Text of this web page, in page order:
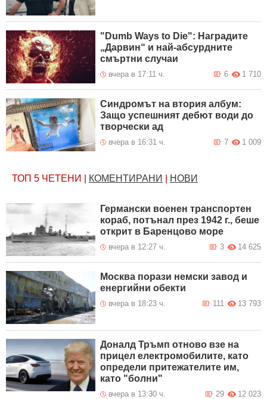
"Dumb Ways to Die": Наградите
„Дарвин“ и най-абсурдните
смъртни случаи
вчера в 17:11 ч. 1 710
6
Синдромът на втория албум:
Защо успешният дебют води до
творчески ад
вчера в 16:31 ч. 1 009
7
ТОП 5 ЧЕТЕНИ КОМЕНТИРАНИ НОВИ
Германски военен транспортен
кораб, потънал през 1942 г., беше
открит в Баренцово море
вчера в 12:27 ч. 14 625
3
Москва порази немски завод и
енергийни обекти
вчера в 18:23 ч. 13 793
111
Доналд Тръмп отново взе на
прицел електромобилите, като
определи притежателите им,
като "болни"
вчера в 13:30 ч. 12 023
29